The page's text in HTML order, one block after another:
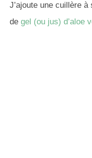
J’ajoute une cuillère à
de gel (ou jus) d’aloe